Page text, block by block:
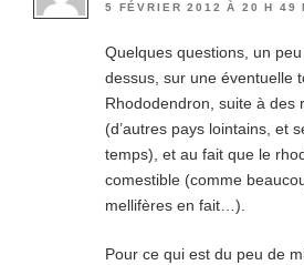
5 FÉVRIER 2012 À 20 H 49
Quelques questions, un
dessus, sur une éventuelle
Rhododendron, suite à des
(d’autres pays lointains, et
temps), et au fait que le
comestible (comme
mellifères en fait…).
Pour ce qui est du peu de